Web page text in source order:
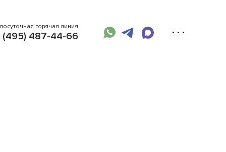
горячая линия
(495) 487-44-66